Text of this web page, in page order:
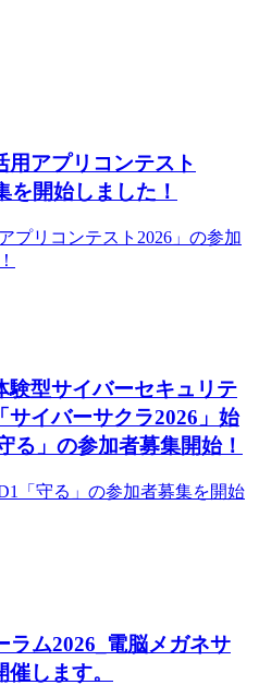
用アプリコンテスト
を開始しました！
プリコンテスト2026」の参加
験型サイバーセキュリテ
サイバーサクラ2026」始
る」の参加者募集開始！
「守る」の参加者募集を開始
ラム2026_電脳メガネサ
します。